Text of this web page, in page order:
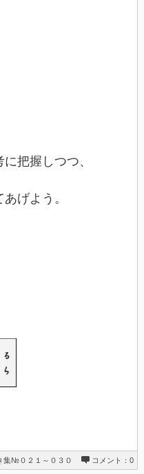
把握しつつ、
げよう。
集№０２１～０３０ コメント：0